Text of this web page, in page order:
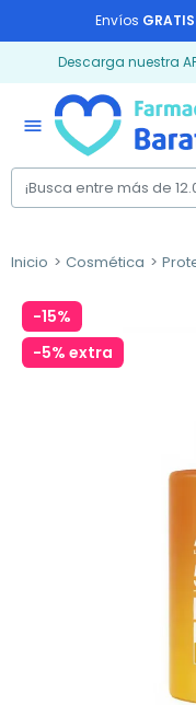
Envíos GRATIS
Descarga nuestra
menu
Inicio Cosmética
-15%
-5% extra